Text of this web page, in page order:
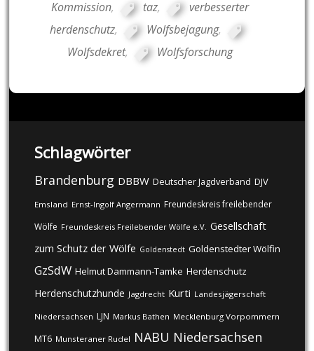
Kommission, taz,
verbesserter
herdenschutz, Wolfsbejagung,
Wolfsdekret, Wolfsforschung
Schlagwörter
Brandenburg DBBW Deutscher Jagdverband DJV
Emsland Ernst-Ingolf Angermann Freundeskreis freilebender
Wölfe Freundeskreis Freilebender Wölfe e.V. Gesellschaft
zum Schutz der Wölfe Goldenstedt Goldenstedter Wölfin
GzSdW Helmut Dammann-Tamke Herdenschutz
Herdenschutzhunde Jagdrecht Kurti Landesjägerschaft
Niedersachsen LJN Markus Bathen Mecklenburg Vorpommern
MT6 Munsteraner Rudel NABU Niedersachsen